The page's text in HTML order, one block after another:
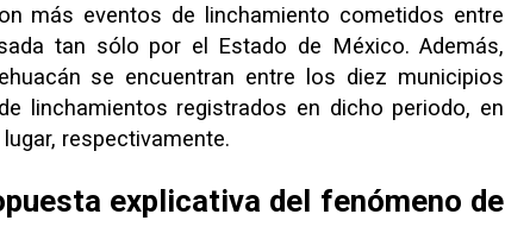
más eventos de linchamiento cometidos entre
tan sólo por el Estado de México. Además,
se encuentran entre los diez municipios
linchamientos registrados en dicho periodo, en
respectivamente.
explicativa del fenómeno de